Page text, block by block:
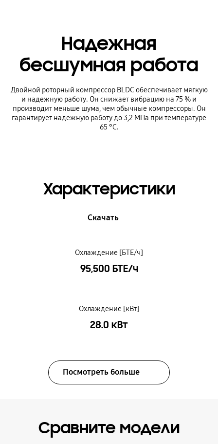
Надежная
бесшумная работа
Двойной роторный компрессор BLDC обеспечивает мягкую
и надежную работу. Он снижает вибрацию на 75 % и
производит меньше шума, чем обычные компрессоры. Он
гарантирует надежную работу до 3,2 МПа при температуре
65 °C.
Характеристики
Скачать
Охлаждение [БТЕ/ч]
95,500 БТЕ/ч
Охлаждение [кВт]
28.0 кВт
Посмотреть больше
Сравните модели